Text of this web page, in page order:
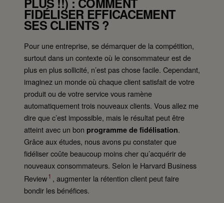
FIDÉLISER EFFICACEMENT
SES CLIENTS ?
Pour une entreprise, se démarquer de la compétition,
surtout dans un contexte où le consommateur est de
plus en plus sollicité, n’est pas chose facile. Cependant,
imaginez un monde où chaque client satisfait de votre
produit ou de votre service vous ramène
automatiquement trois nouveaux clients. Vous allez me
dire que c’est impossible, mais le résultat peut être
atteint avec un bon programme de fidélisation.
Grâce aux études, nous avons pu constater que
fidéliser coûte beaucoup moins cher qu’acquérir de
nouveaux consommateurs. Selon le Harvard Business
Review1 , augmenter la rétention client peut faire
bondir les bénéfices.